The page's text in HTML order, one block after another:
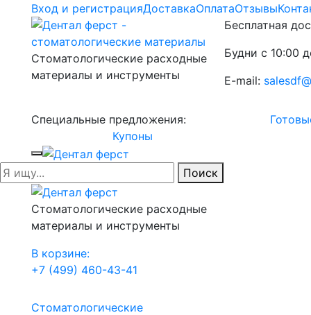
Вход и регистрацияДоставкаОплатаОтзывы
Стоматологические расходные
материалы и инструменты
Бесплатная
Будни с 10:00
E-mail:
Специальные предложения:
Купоны
Поиск
Стоматологические расходные
материалы и инструменты
В корзине:
+7 (499) 460-43-41
Стоматологические